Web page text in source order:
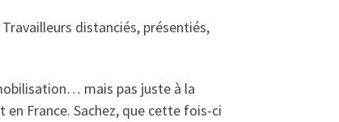
distanciés, présentiés,
mais pas juste à la
France. Sachez, que cette fois-ci